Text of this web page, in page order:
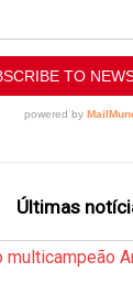
Últimas
multicampeão